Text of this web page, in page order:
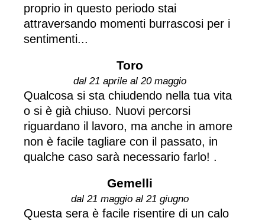
proprio in questo periodo stai
attraversando momenti burrascosi per i
sentimenti...
Toro
dal 21 aprile al 20 maggio
Qualcosa si sta chiudendo nella tua vita
o si è già chiuso. Nuovi percorsi
riguardano il lavoro, ma anche in amore
non è facile tagliare con il passato, in
qualche caso sarà necessario farlo! .
Gemelli
dal 21 maggio al 21 giugno
Questa sera è facile risentire di un calo